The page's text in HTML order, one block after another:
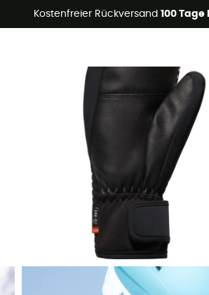
Kostenfreier Rückversand 100
-5% Extra - Code